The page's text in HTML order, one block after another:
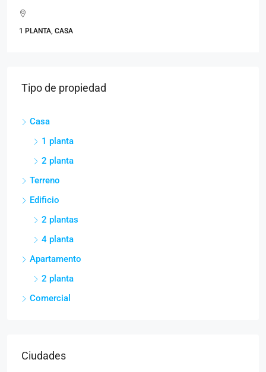
1 PLANTA, CASA
Tipo de propiedad
Casa
1 planta
2 planta
Terreno
Edificio
2 plantas
4 planta
Apartamento
2 planta
Comercial
Ciudades